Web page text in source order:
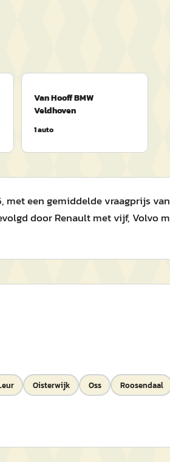
Van Hooff BMW
Veldhoven
1auto
een gemiddelde vraagprijs van
door Renault met vijf, Volvo
Oisterwijk Oss Roosendaal